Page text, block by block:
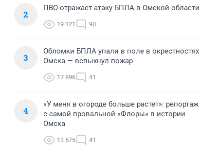
2
ПВО отражает атаку БПЛА в Омской области
19 121 90
3
Обломки БПЛА упали в поле в окрестностях
Омска — вспыхнул пожар
17 896 41
4
«У меня в огороде больше растет»: репортаж
с самой провальной «Флоры» в истории
Омска
13 575 41